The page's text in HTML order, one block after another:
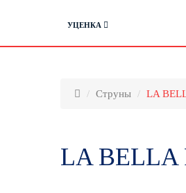
УЦЕНКА
Струны LA
LA BELLA